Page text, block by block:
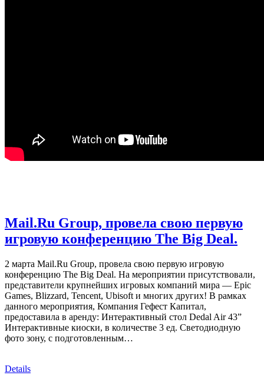
Mail.Ru Group, провела свою первую
игровую конференцию The Big Deal.
2 марта Mail.Ru Group, провела свою первую игровую
конференцию The Big Deal. На мероприятии присутствовали,
представители крупнейших игровых компаний мира — Epic
Games, Blizzard, Tencent, Ubisoft и многих других! В рамках
данного мероприятия, Компания Гефест Капитал,
предоставила в аренду: Интерактивный стол Dedal Air 43”
Интерактивные киоски, в количестве 3 ед. Светодиодную
фото зону, с подготовленным…
Details